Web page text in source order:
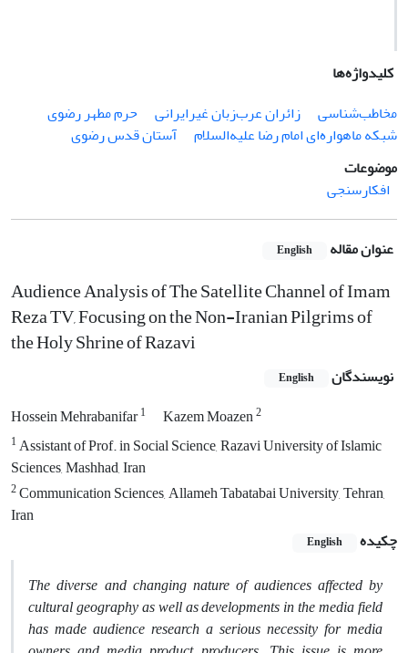
کلیدواژه‌ها
مخاطب‌شناسی
زائران عرب‌زبان غیرایرانی
حرم مطهر رضوی
شبکه ماهواره‌ای امام رضا علیه‌السلام
آستان قدس رضوی
موضوعات
افکارسنجی
عنوان مقاله English
Audience Analysis of The Satellite Channel of Imam
Reza TV, Focusing on the Non-Iranian Pilgrims of
the Holy Shrine of Razavi
نویسندگان English
Hossein Mehrabanifar1 Kazem Moazen2
1Assistant of Prof. in Social Science, Razavi University of Islamic
Sciences, Mashhad, Iran
2Communication Sciences, Allameh Tabatabai University, Tehran,
Iran
چکیده
English
The diverse and changing nature of audiences affected by
cultural geography as well as developments in the media field
has made audience research a serious necessity for media